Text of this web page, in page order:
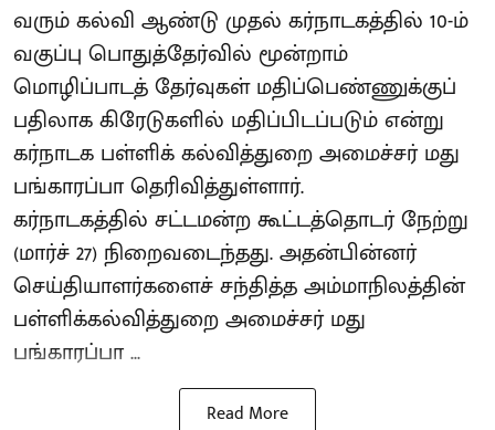
வரும் கல்வி ஆண்டு முதல் கர்நாடகத்தில் 10-ம்
வகுப்பு பொதுத்தேர்வில் மூன்றாம்
மொழிப்பாடத் தேர்வுகள் மதிப்பெண்ணுக்குப்
பதிலாக கிரேடுகளில் மதிப்பிடப்படும் என்று
கர்நாடக பள்ளிக் கல்வித்துறை அமைச்சர் மது
பங்காரப்பா தெரிவித்துள்ளார்.
கர்நாடகத்தில் சட்டமன்ற கூட்டத்தொடர் நேற்று
(மார்ச் 27) நிறைவடைந்தது. அதன்பின்னர்
செய்தியாளர்களைச் சந்தித்த அம்மாநிலத்தின்
பள்ளிக்கல்வித்துறை அமைச்சர் மது
பங்காரப்பா ...
Read More